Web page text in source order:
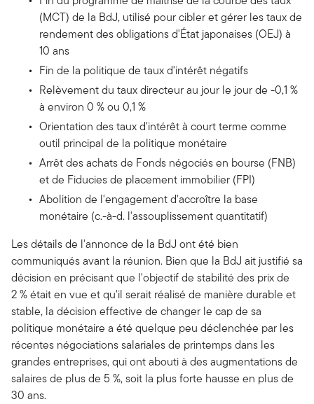
(MCT) de la BdJ, utilisé pour cibler et gérer les taux de
rendement des obligations d'État japonaises (OEJ) à
10 ans
Fin de la politique de taux d'intérêt négatifs
Relèvement du taux directeur au jour le jour de -0,1 %
à environ 0 % ou 0,1 %
Orientation des taux d'intérêt à court terme comme
outil principal de la politique monétaire
Arrêt des achats de Fonds négociés en bourse (FNB)
et de Fiducies de placement immobilier (FPI)
Abolition de l'engagement d'accroître la base
monétaire (c.-à-d. l'assouplissement quantitatif)
Les détails de l'annonce de la BdJ ont été bien
communiqués avant la réunion. Bien que la BdJ ait justifié sa
décision en précisant que l'objectif de stabilité des prix de
2 % était en vue et qu'il serait réalisé de manière durable et
stable, la décision effective de changer le cap de sa
politique monétaire a été quelque peu déclenchée par les
récentes négociations salariales de printemps dans les
grandes entreprises, qui ont abouti à des augmentations de
salaires de plus de 5 %, soit la plus forte hausse en plus de
30 ans.